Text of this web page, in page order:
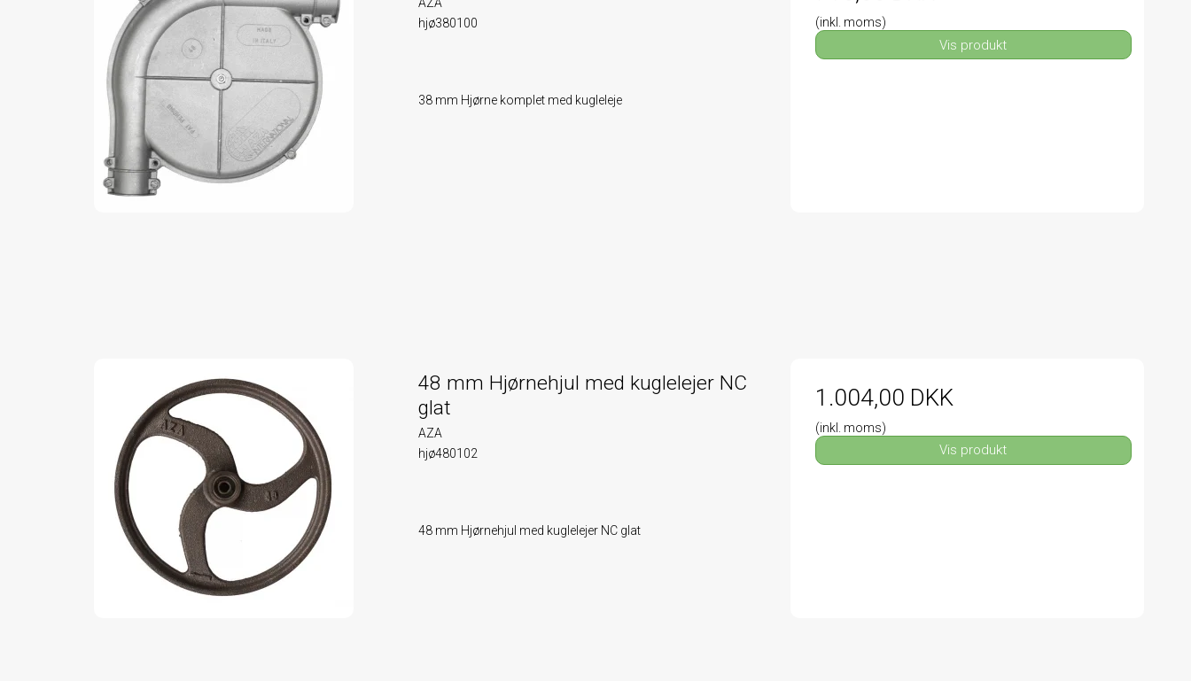
hjø380100
38 mm Hjørne komplet med kugleleje
(inkl. moms)
Vis produkt
48 mm Hjørnehjul med kuglelejer NC
glat
AZA
hjø480102
48 mm Hjørnehjul med kuglelejer NC glat
1.004,00 DKK
(inkl. moms)
Vis produkt